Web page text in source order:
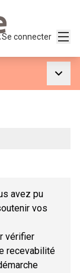
Se connecter
avez pu
vos
vérifier
recevabilité